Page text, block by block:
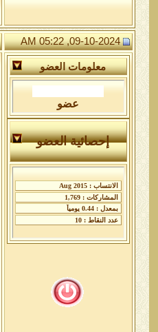
09-10-2024, 05:22 AM
معلومات العضو
عضو
إحصائية العضو